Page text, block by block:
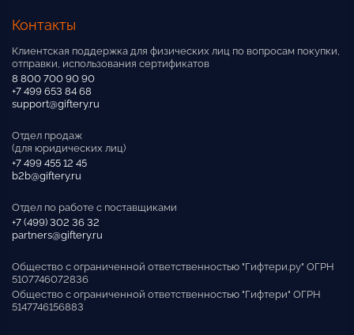
Контакты
Клиентская поддержка для физических лиц по вопросам покупки,
отправки, использования сертификатов
8 800 700 90 90
+7 499 653 84 68
support@giftery.ru
Отдел продаж
(для юридических лиц)
+7 499 455 12 45
b2b@giftery.ru
Отдел по работе с поставщиками
+7 (499) 302 36 32
partners@giftery.ru
Общество с ограниченной ответственностью "Гифтери.ру" ОГРН
5107746072836
Общество с ограниченной ответственностью "Гифтери" ОГРН
5147746156883